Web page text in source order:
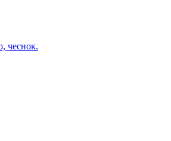
чеснок.